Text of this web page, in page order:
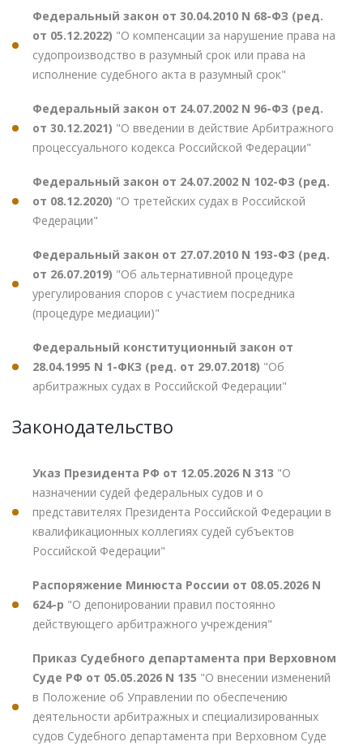
Федеральный закон от 30.04.2010 N 68-ФЗ (ред.
от 05.12.2022) "О компенсации за нарушение права на
судопроизводство в разумный срок или права на
исполнение судебного акта в разумный срок"
Федеральный закон от 24.07.2002 N 96-ФЗ (ред.
от 30.12.2021) "О введении в действие Арбитражного
процессуального кодекса Российской Федерации"
Федеральный закон от 24.07.2002 N 102-ФЗ (ред.
от 08.12.2020) "О третейских судах в Российской
Федерации"
Федеральный закон от 27.07.2010 N 193-ФЗ (ред.
от 26.07.2019) "Об альтернативной процедуре
урегулирования споров с участием посредника
(процедуре медиации)"
Федеральный конституционный закон от
28.04.1995 N 1-ФКЗ (ред. от 29.07.2018) "Об
арбитражных судах в Российской Федерации"
Законодательство
Указ Президента РФ от 12.05.2026 N 313 "О
назначении судей федеральных судов и о
представителях Президента Российской Федерации в
квалификационных коллегиях судей субъектов
Российской Федерации"
Распоряжение Минюста России от 08.05.2026 N
624-р "О депонировании правил постоянно
действующего арбитражного учреждения"
Приказ Судебного департамента при Верховном
Суде РФ от 05.05.2026 N 135 "О внесении изменений
в Положение об Управлении по обеспечению
деятельности арбитражных и специализированных
судов Судебного департамента при Верховном Суде